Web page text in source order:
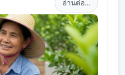
อ่านต่อ...